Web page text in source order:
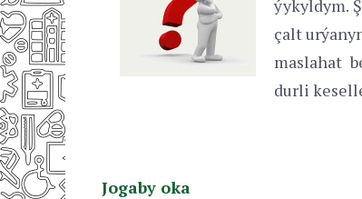
ýykyldym.
çalt
maslahat
durli
Jogaby oka